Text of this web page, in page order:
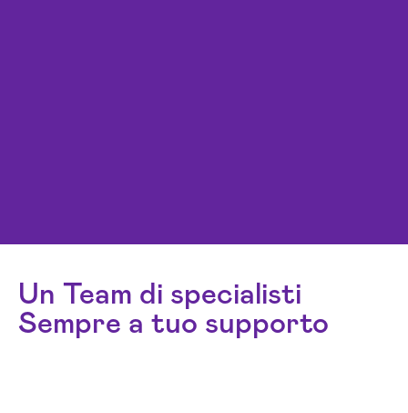
Un Team di specialisti
Sempre a tuo supporto